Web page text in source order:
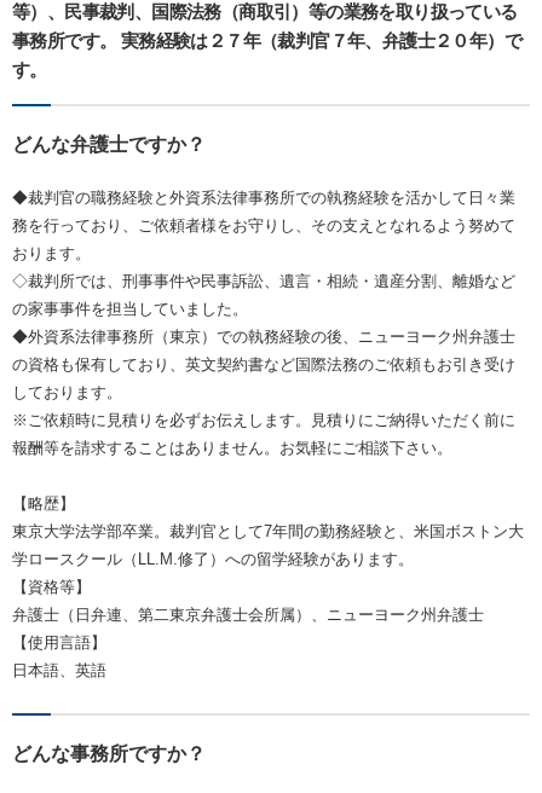
等）、民事裁判、国際法務（商取引）等の業務を取り扱っている
事務所です。 実務経験は２７年（裁判官７年、弁護士２０年）で
す。
どんな弁護士ですか？
◆裁判官の職務経験と外資系法律事務所での執務経験を活かして日々業
務を行っており、ご依頼者様をお守りし、その支えとなれるよう努めて
おります。
◇裁判所では、刑事事件や民事訴訟、遺言・相続・遺産分割、離婚など
の家事事件を担当していました。
◆外資系法律事務所（東京）での執務経験の後、ニューヨーク州弁護士
の資格も保有しており、英文契約書など国際法務のご依頼もお引き受け
しております。
※ご依頼時に見積りを必ずお伝えします。見積りにご納得いただく前に
報酬等を請求することはありません。お気軽にご相談下さい。
【略歴】
東京大学法学部卒業。裁判官として7年間の勤務経験と、米国ボストン大
学ロースクール（LL.M.修了）への留学経験があります。
【資格等】
弁護士（日弁連、第二東京弁護士会所属）、ニューヨーク州弁護士
【使用言語】
日本語、英語
どんな事務所ですか？